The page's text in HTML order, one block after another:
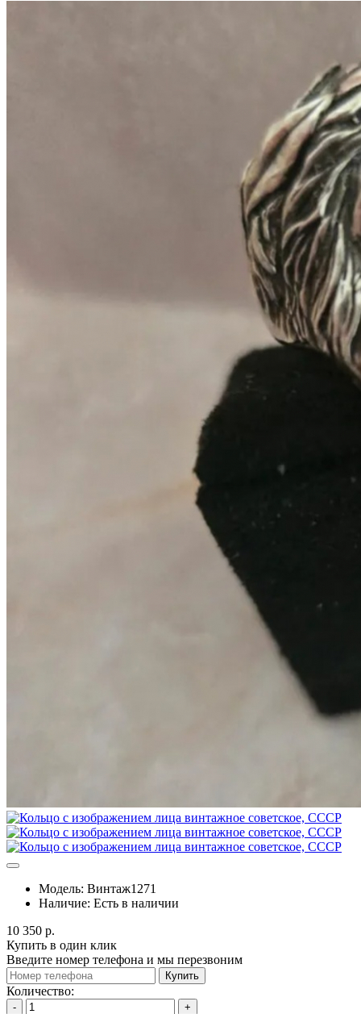
Модель: Винтаж1271
Наличие: Есть в наличии
10 350 р.
Купить в один клик
Введите номер телефона и мы перезвоним
Купить
Количество:
-
+